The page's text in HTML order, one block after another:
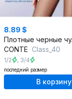
8.89 $
CONTE Class_40
1/2 , 3/4
последний размер
В корзину